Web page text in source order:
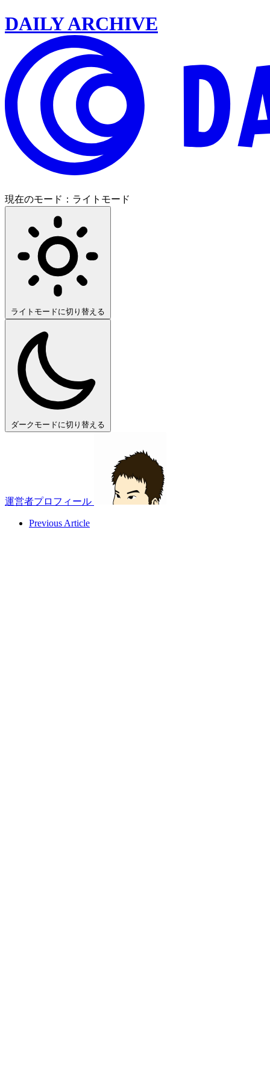
DAILY ARCHIVE
現在のモード： ライトモード
ライトモードに切り替える
ダークモードに切り替える
運営者プロフィール
Previous Article